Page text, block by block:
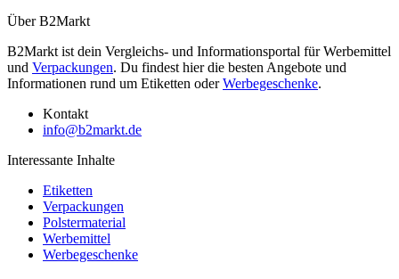
Über B2Markt
B2Markt ist dein Vergleichs- und Informationsportal für Werbemittel
und Verpackungen. Du findest hier die besten Angebote und
Informationen rund um Etiketten oderWerbegeschenke.
Kontakt
info@b2markt.de
Interessante Inhalte
Etiketten
Verpackungen
Polstermaterial
Werbemittel
Werbegeschenke